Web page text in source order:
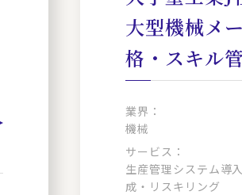
大型機械メ
格・スキル
業界：
機械
サービス：
生産管理システム導
成・リスキリング